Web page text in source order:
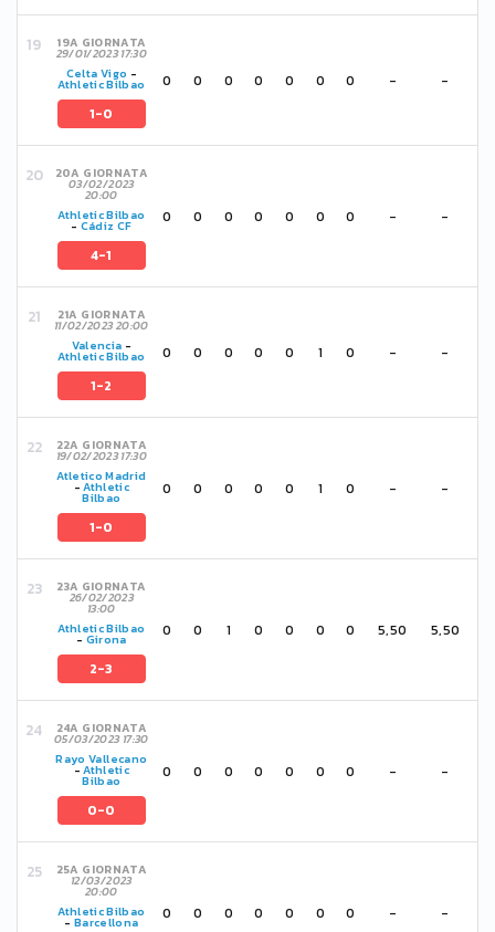
19A GIORNATA
29/01/2023 17:30
Celta Vigo -
Athletic Bilbao
1-0
0 0 0 0 0 0 0 - -
20A GIORNATA
03/02/2023
20:00
Athletic Bilbao
- Cádiz CF
4-1
0 0 0 0 0 0 0 - -
21A GIORNATA
11/02/2023 20:00
Valencia -
Athletic Bilbao
1-2
0 0 0 0 0 1 0 - -
22A GIORNATA
19/02/2023 17:30
Atletico Madrid
-Athletic
Bilbao
1-0
0 0 0 0 0 1 0 - -
23A GIORNATA
26/02/2023
13:00
Athletic Bilbao
- Girona
2-3
0 0 1 0 0 0 0 5,50 5,50
24A GIORNATA
05/03/2023 17:30
Rayo Vallecano
-Athletic
Bilbao
0-0
0 0 0 0 0 0 0 - -
25A GIORNATA
12/03/2023
20:00
Athletic Bilbao
- Barcellona 0 0 0 0 0 0 0 - -